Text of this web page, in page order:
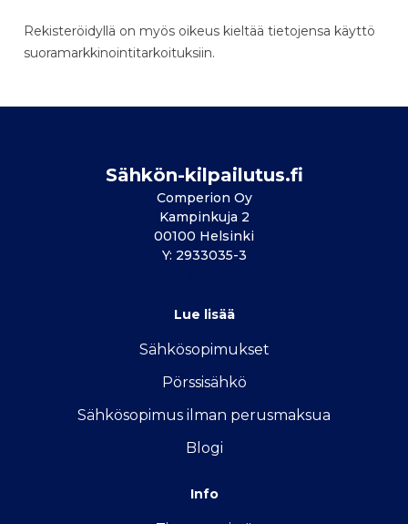
Rekisteröidyllä on myös oikeus kieltää tietojensa käyttö
suoramarkkinointitarkoituksiin.
Sähkön-kilpailutus.fi
Comperion Oy
Kampinkuja 2
00100 Helsinki
Y: 2933035-3
Lue lisää
Sähkösopimukset
Pörssisähkö
Sähkösopimus ilman perusmaksua
Blogi
Info